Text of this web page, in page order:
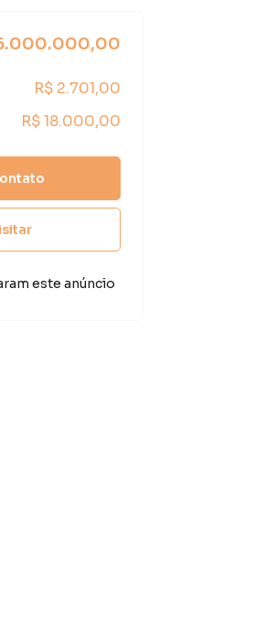
R$ 2.701,00
R$ 18.000,00
este anúncio